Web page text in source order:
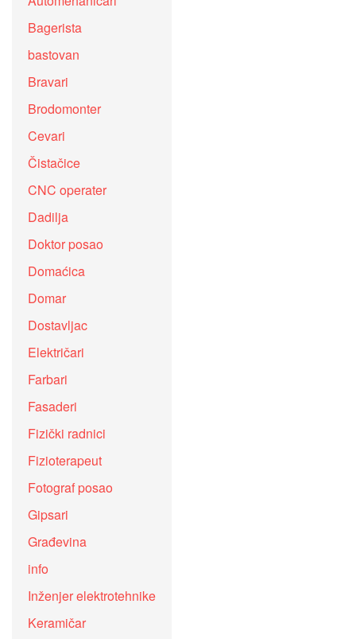
Bagerista
bastovan
Bravari
Brodomonter
Cevari
Čistačice
CNC operater
Dadilja
Doktor posao
Domaćica
Domar
Dostavljac
Električari
Farbari
Fasaderi
Fizički radnici
Fizioterapeut
Fotograf posao
Gipsari
Građevina
info
Inženjer elektrotehnike
Keramičar